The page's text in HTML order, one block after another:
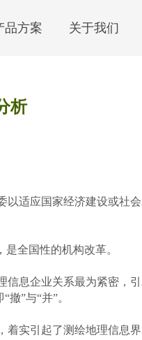
品方案 关于我们
析
适应国家经济建设或社
全国性的机构改革。
息企业关系最为紧密，
”与“并”。
实引起了测绘地理信息界